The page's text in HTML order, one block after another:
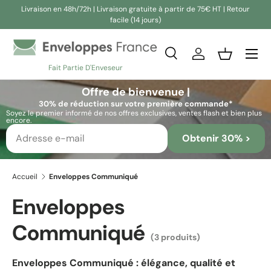
Livraison en 48h/72h | Livraison gratuite à partir de 75€ HT | Retour
facile (14 jours)
Fait Partie D'Enveseur
Recherche
Rechercher
RechercheSe connecter
Panier
Offre de bienvenue |
30% de réduction sur votre première commande*
Soyez le premier informé de nos offres exclusives, ventes flash et bien plus
encore.
Obtenir 30% >
Accueil Enveloppes Communiqué
Enveloppes
Communiqué (3 produits)
Enveloppes Communiqué : élégance, qualité et